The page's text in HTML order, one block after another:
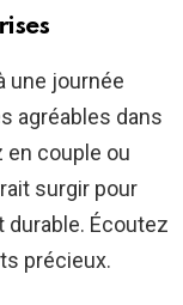
une journée
agréables dans
en couple ou
surgir pour
durable. Écoutez
précieux.